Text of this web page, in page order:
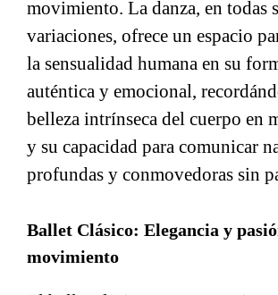
movimiento. La danza, en todas
variaciones, ofrece un espacio
la sensualidad humana en su
auténtica y emocional,
belleza intrínseca del cuerpo en
y su capacidad para comunicar
profundas y conmovedoras sin
Ballet Clásico: Elegancia y
movimiento